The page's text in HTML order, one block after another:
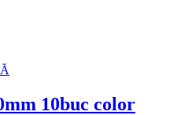
10buc color